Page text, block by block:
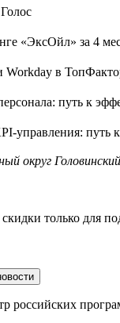
«ЭксОйл» за 4
в
путь к
управления: путь
округ
только для